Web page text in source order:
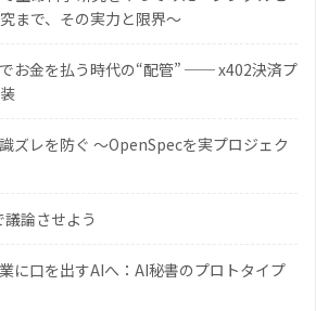
まで、その実力と限界〜
お金を払う時代の“配管” ── x402決済プ
ズレを防ぐ 〜OpenSpecを実プロジェク
論させよう
に口を出すAIへ：AI秘書のプロトタイプ